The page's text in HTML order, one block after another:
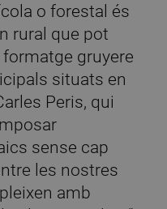
o forestal és
rural que pot
gruyere
situats en
Peris, qui
sense cap
les nostres
amb